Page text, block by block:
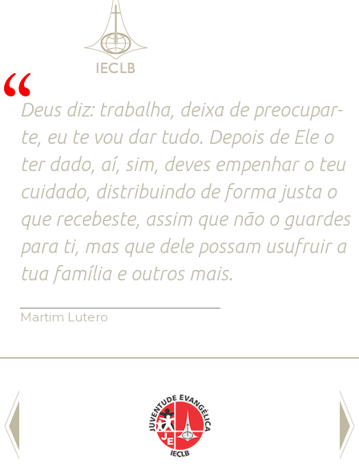
Deus diz: trabalha, deixa de preocupar-
te, eu te vou dar tudo. Depois de Ele o
ter dado, aí, sim, deves empenhar o teu
cuidado, distribuindo de forma justa o
que recebeste, assim que não o guardes
para ti, mas que dele possam usufruir a
tua família e outros mais.
Martim Lutero